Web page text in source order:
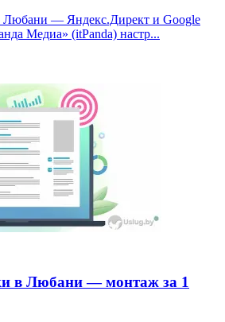
Любани — Яндекс.Директ и Google
Медиа» (itPanda) настр...
в Любани — монтаж за 1